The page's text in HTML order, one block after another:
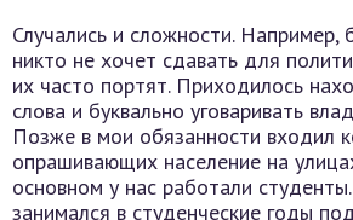
Случались и сложности. Например,
никто не хочет сдавать для
их часто портят. Приходилось
слова и буквально уговаривать
Позже в мои обязанности входил
опрашивающих население на
основном у нас работали
занимался в студенческие годы